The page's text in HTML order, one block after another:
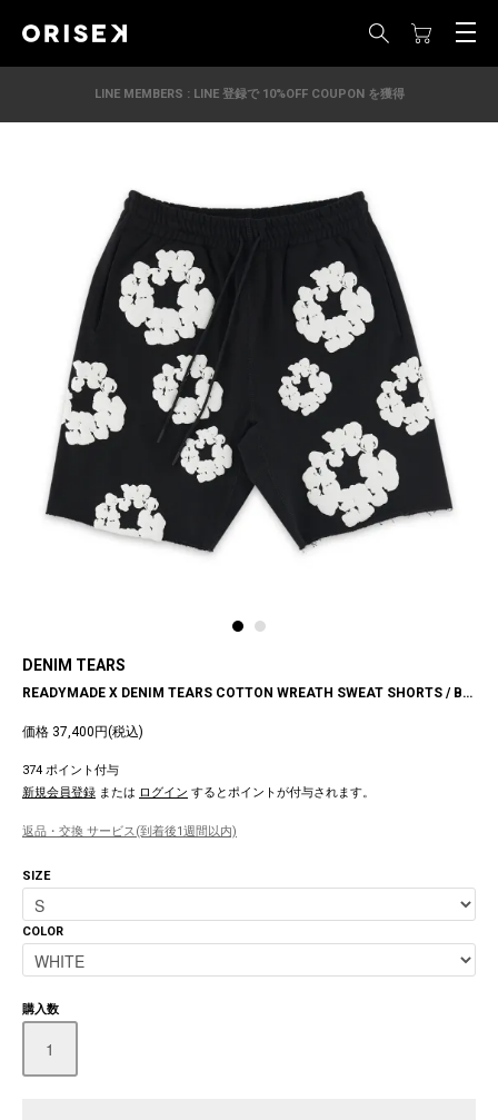
LINE MEMBERS : LINE 登録で 10%OFF COUPON を獲得
DENIM TEARS
READYMADE X DENIM TEARS COTTON WREATH SWEAT SHORTS / BLACK
価格 37,400円(税込)
374 ポイント付与
新規会員登録 または ログイン するとポイントが付与されます。
返品・交換 サービス(到着後1週間以内)
SIZE
COLOR
購入数